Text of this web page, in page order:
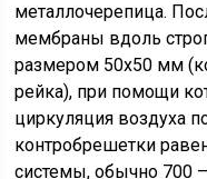
металлочерепица.
мембраны вдоль
размером 50х50 мм
рейка), при помощи
циркуляция воздуха
контробрешетки
системы, обычно 700